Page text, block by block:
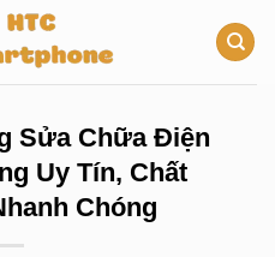
Sửa Chữa Điện
Uy Tín, Chất
Chóng